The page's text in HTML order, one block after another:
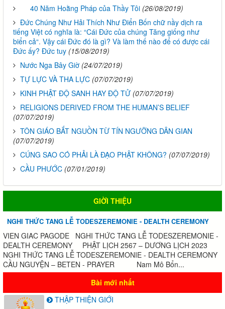
40 Năm Hoằng Pháp của Thầy Tôi (26/08/2019)
Đức Chúng Như Hải Thích Như Điển Bốn chữ nầy dịch ra
tiếng Việt có nghĩa là: “Cái Đức của chúng Tăng giống như
biển cả“. Vậy cái Đức đó là gì? Và làm thế nào để có được cái
Đức ấy? Đức tuy (15/08/2019)
Nước Nga Bây Giờ (24/07/2019)
TỰ LỰC VÀ THA LỰC (07/07/2019)
KINH PHẬT ĐỘ SANH HAY ĐỘ TỬ (07/07/2019)
RELIGIONS DERIVED FROM THE HUMAN’S BELIEF
(07/07/2019)
TÔN GIÁO BẮT NGUỒN TỪ TÍN NGƯỠNG DÂN GIAN
(07/07/2019)
CÚNG SAO CÓ PHẢI LÀ ĐẠO PHẬT KHÔNG? (07/07/2019)
CẦU PHƯỚC (07/01/2019)
GIỜI THIỆU
NGHI THỨC TANG LỄ TODESZEREMONIE - DEALTH CEREMONY
VIEN GIAC PAGODE NGHI THỨC TANG LỄ TODESZEREMONIE -
DEALTH CEREMONY PHẬT LỊCH 2567 – DƯƠNG LỊCH 2023
NGHI THỨC TANG LỄ TODESZEREMONIE - DEALTH CEREMONY
CẦU NGUYỆN – BETEN - PRAYER Nam Mô Bổn...
Bài mới nhất
THẬP THIỆN GIỚI